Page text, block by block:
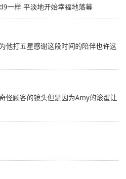
一样 平淡地开始幸福地落幕
他打五星感谢这段时间的陪伴也许这
怪顾客的镜头但是因为Amy的滚蛋让